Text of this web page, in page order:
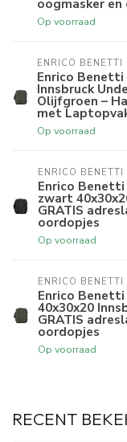
oogmasker
Op voorraad
ENRICO BENETTI
Enrico Benetti
Innsbruck
Olijfgroen –
met
Op voorraad
ENRICO BENETTI
Enrico Benetti
zwart
GRATIS
oordopjes
Op voorraad
ENRICO BENETTI
Enrico Benetti
40x30x20
GRATIS
oordopjes
Op voorraad
RECENT